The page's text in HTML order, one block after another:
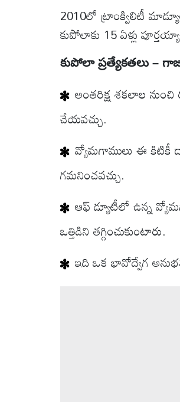
2010లో ట్రాంక్విలిటీ
కుపోలాకు 15 ఏళ్లు
కుపోలా ప్రత్యేకతలు –
అంతరిక్ష శకలాల
చేయవచ్చు.
వ్యోమగాములు ఈ కిటికీ
గమనించవచ్చు.
ఆఫ్‌ డ్యూటీలో ఉన్న
ఒత్తిడిని తగ్గించుకుంటారు.
ఇది ఒక భావోద్వేగ